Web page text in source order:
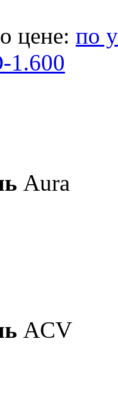
цене: по
1.600
Aura
ACV